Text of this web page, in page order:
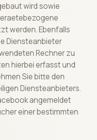
wird sowie
werden. Ebenfalls
Diensteanbieter
Rechner zu
hierbei erfasst und
Sie bitte den
Diensteanbieters.
angemeldet
einer bestimmten